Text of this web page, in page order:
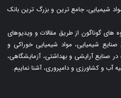
شیمیایی، جامع ترین و بزرگ ترین بانک
های گوناگون از طریق مقالات و ویدیوهای
شیمیایی، مواد شیمیایی خوراکی و
در صنایع آرایشی و بهداشتی، آزمایشگاهی،
آب و کشاورزی و دامپروری، آشنا نماییم.